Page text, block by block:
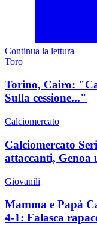
Continua la lettura
Toro
Torino, Cairo:
Sulla cessione..."
Calciomercato
Calciomercato
attaccanti, Genoa
Giovanili
Mamma e Papà
4-1: Falasca